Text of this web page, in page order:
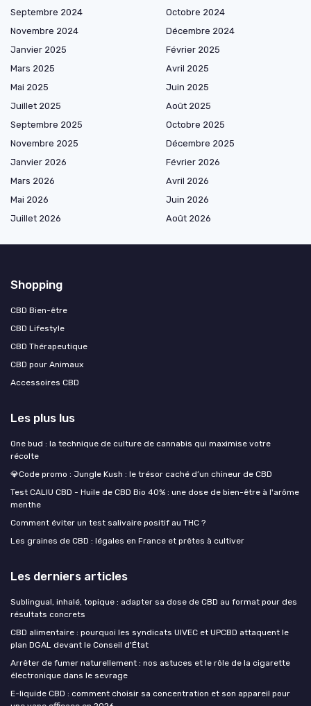
Septembre 2024
Octobre 2024
Novembre 2024
Décembre 2024
Janvier 2025
Février 2025
Mars 2025
Avril 2025
Mai 2025
Juin 2025
Juillet 2025
Août 2025
Septembre 2025
Octobre 2025
Novembre 2025
Décembre 2025
Janvier 2026
Février 2026
Mars 2026
Avril 2026
Mai 2026
Juin 2026
Juillet 2026
Août 2026
Shopping
CBD Bien-être
CBD Lifestyle
CBD Thérapeutique
CBD pour Animaux
Accessoires CBD
Les plus lus
One bud : la technique de culture de cannabis qui maximise votre
récolte
💎Code promo : Jungle Kush : le trésor caché d’un chineur de CBD
Test CALIU CBD - Huile de CBD Bio 40% : une dose de bien-être à l'arôme
menthe
Comment éviter un test salivaire positif au THC ?
Les graines de CBD : légales en France et prêtes à cultiver
Les derniers articles
Sublingual, inhalé, topique : adapter sa dose de CBD au format pour des
résultats concrets
CBD alimentaire : pourquoi les syndicats UIVEC et UPCBD attaquent le
plan DGAL devant le Conseil d'État
Arrêter de fumer naturellement : nos astuces et le rôle de la cigarette
électronique dans le sevrage
E-liquide CBD : comment choisir sa concentration et son appareil pour